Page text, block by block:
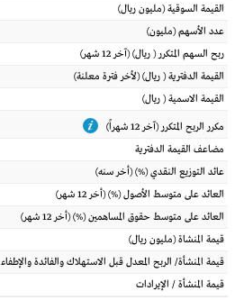
القيمة السوقية(مليون ريال)
عدد الأسهم(مليون)
ربح السهم المتكرر( ريال) (آخر 12 شهر)
القيمة الدفترية( ريال) (لأخر فترة معلنة)
القيمة الاسمية( ريال)
مكرر الربح المتكرر (آخر 12 شهراً)
مضاعف القيمة الدفترية
عائد التوزيع النقدي(%) (أخر سنه)
العائد على متوسط الأصول(%) (أخر 12 شهر)
العائد على متوسط حقوق المساهمين(%) (أخر 12 شهر)
قيمة المنشاة(مليون ريال)
قيمة المنشأة/ الربح المعدل قبل الاستهلاك والفائدة والإطفاء
قيمة المنشأة / الإيرادات